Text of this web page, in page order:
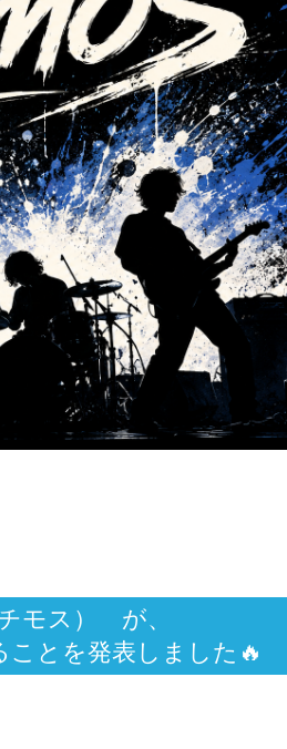
モス） が、
とを発表しました🔥